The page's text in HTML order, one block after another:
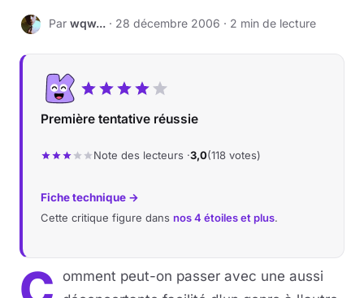
BD
Livres
Jeux vidéo
Sortir
W Par wqw... · 28 décembre 2006 · 2 min de lecture
Première tentative réussie
Note des lecteurs ·3,0(118 votes)
Fiche technique →
Cette critique figure dans nos 4 étoiles et plus.
omment peut-on passer avec une aussi